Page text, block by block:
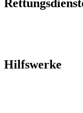
Hilfswerke